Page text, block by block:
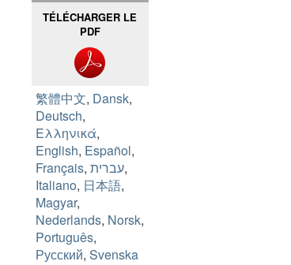
TÉLÉCHARGER LE
PDF
繁體中文, Dansk,
Deutsch,
Ελληνικά,
English, Español,
Français,עברית,
Italiano, 日本語,
Magyar,
Nederlands, Norsk,
Português,
Русский,Svenska